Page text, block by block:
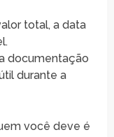
total, a data
documentação
durante a
você deve é